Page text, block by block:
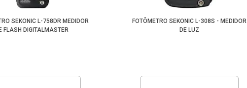
SEKONIC L-758DR MEDIDOR
FLASH DIGITALMASTER
FOTÔMETRO SEKONIC L-308S - MEDIDOR
DE LUZ